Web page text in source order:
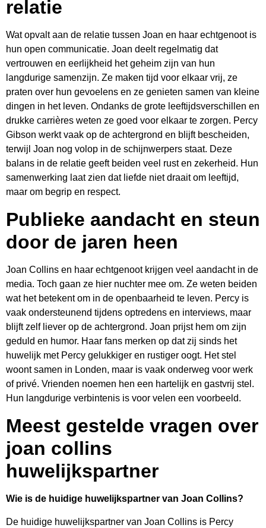
relatie
Wat opvalt aan de relatie tussen Joan en haar echtgenoot is
hun open communicatie. Joan deelt regelmatig dat
vertrouwen en eerlijkheid het geheim zijn van hun
langdurige samenzijn. Ze maken tijd voor elkaar vrij, ze
praten over hun gevoelens en ze genieten samen van kleine
dingen in het leven. Ondanks de grote leeftijdsverschillen en
drukke carrières weten ze goed voor elkaar te zorgen. Percy
Gibson werkt vaak op de achtergrond en blijft bescheiden,
terwijl Joan nog volop in de schijnwerpers staat. Deze
balans in de relatie geeft beiden veel rust en zekerheid. Hun
samenwerking laat zien dat liefde niet draait om leeftijd,
maar om begrip en respect.
Publieke aandacht en steun
door de jaren heen
Joan Collins en haar echtgenoot krijgen veel aandacht in de
media. Toch gaan ze hier nuchter mee om. Ze weten beiden
wat het betekent om in de openbaarheid te leven. Percy is
vaak ondersteunend tijdens optredens en interviews, maar
blijft zelf liever op de achtergrond. Joan prijst hem om zijn
geduld en humor. Haar fans merken op dat zij sinds het
huwelijk met Percy gelukkiger en rustiger oogt. Het stel
woont samen in Londen, maar is vaak onderweg voor werk
of privé. Vrienden noemen hen een hartelijk en gastvrij stel.
Hun langdurige verbintenis is voor velen een voorbeeld.
Meest gestelde vragen over
joan collins
huwelijkspartner
Wie is de huidige huwelijkspartner van Joan Collins?
De huidige huwelijkspartner van Joan Collins is Percy